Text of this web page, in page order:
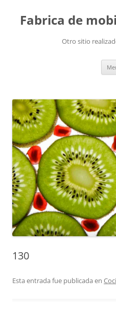
Fabrica de
Otro sitio
130
Esta entrada fue publicada en